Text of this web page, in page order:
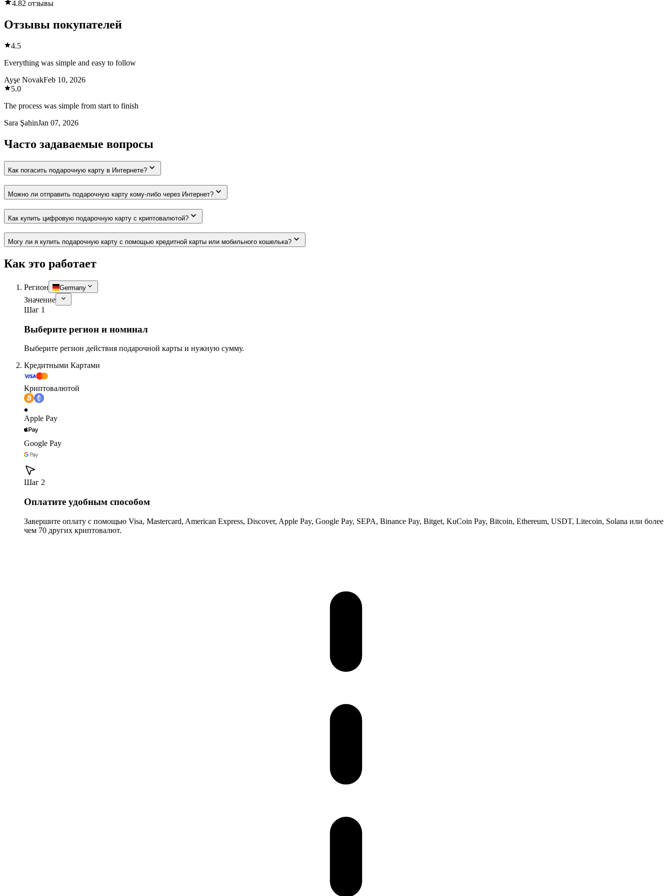
4.82 отзывы
Отзывы покупателей
4.5
Everything was simple and easy to follow
Ayşe NovakFeb 10, 2026
5.0
The process was simple from start to finish
Sara ŞahinJan 07, 2026
Часто задаваемые вопросы
Как погасить подарочную карту в Интернете?
Можно ли отправить подарочную карту кому-либо через Интернет?
Как купить цифровую подарочную карту с криптовалютой?
Могу ли я купить подарочную карту с помощью кредитной карты или мобильного кошелька?
Как это работает
Регион Germany
Значение
Шаг 1
Выберите регион и номинал
Выберите регион действия подарочной карты и нужную сумму.
Кредитными Картами
Криптовалютой
Apple Pay
Google Pay
Шаг 2
Оплатите удобным способом
Завершите оплату с помощью Visa, Mastercard, American Express, Discover, Apple Pay, Google Pay, SEPA, Binance Pay, Bitget, KuCoin Pay, Bitcoin, Ethereum, USDT, Litecoin, Solana или более
чем 70 других криптовалют.